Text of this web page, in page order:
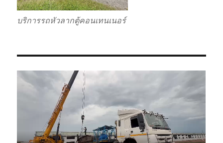
บริการรถหัวลากตู้คอนเทนเนอร์